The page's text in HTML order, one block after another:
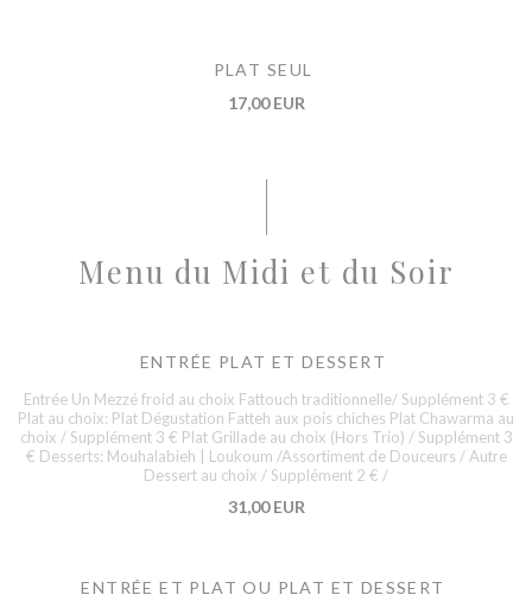
PLAT SEUL
17,00 EUR
Menu du Midi et du Soir
ENTRÉE PLAT ET DESSERT
Entrée Un Mezzé froid au choix Fattouch traditionnelle/ Supplément 3 €
Plat au choix: Plat Dégustation Fatteh aux pois chiches Plat Chawarma au
choix / Supplément 3 € Plat Grillade au choix (Hors Trio) / Supplément 3
€ Desserts: Mouhalabieh | Loukoum /Assortiment de Douceurs / Autre
Dessert au choix / Supplément 2 € /
31,00 EUR
ENTRÉE ET PLAT OU PLAT ET DESSERT